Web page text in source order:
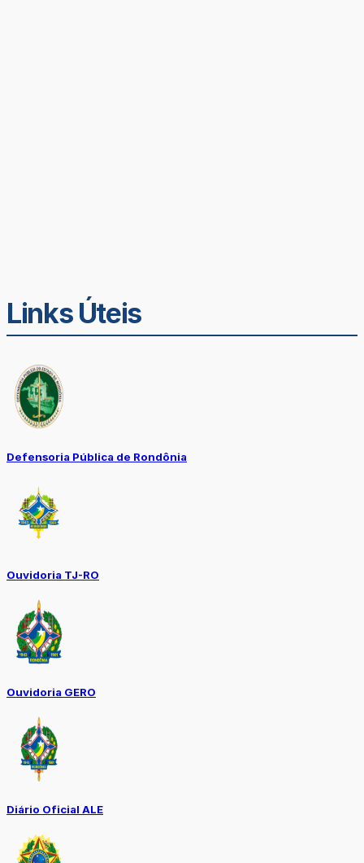
Links Úteis
Defensoria Pública de Rondônia
Ouvidoria TJ-RO
Ouvidoria GERO
Diário Oficial ALE